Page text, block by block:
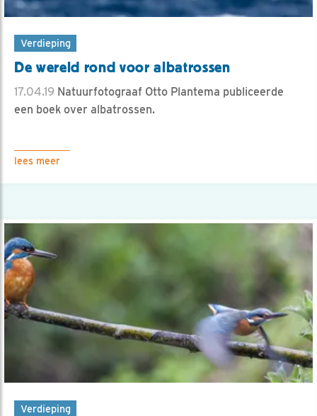
Verdieping
De wereld rond voor albatrossen
17.04.19 Natuurfotograaf Otto Plantema publiceerde
een boek over albatrossen.
lees meer
Verdieping